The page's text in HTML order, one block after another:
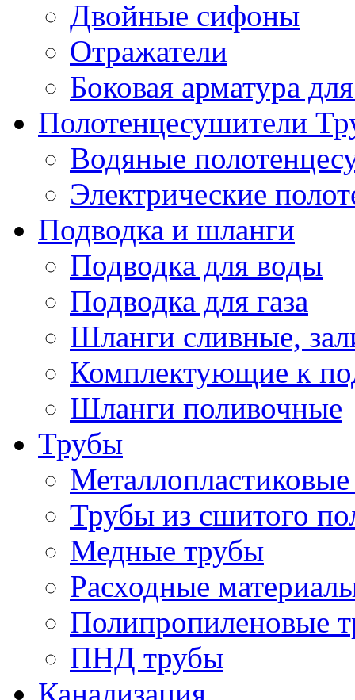
Двойные сифоны
Отражатели
Боковая арматура
Полотенцесушители
Водяные
Электрические
Подводка и шланги
Подводка для воды
Подводка для газа
Шланги сливные,
Комплектующие к
Шланги поливочные
Трубы
Трубы из сшитого
Медные трубы
Расходные
Полипропиленовые
ПНД трубы
Канализация